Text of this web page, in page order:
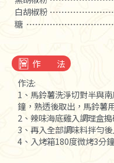
白胡椒粉
糖
作 法
作法:
1、馬鈴薯洗淨切對半與
鐘，熟透後取出，馬鈴薯
2、辣味海底雞入調理盒
3、再入全部調味料拌勻
4、入烤箱180度微烤3分